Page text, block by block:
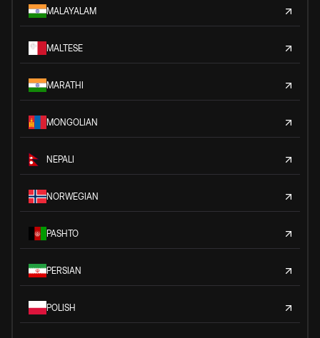
MALAYALAM
MALTESE
MARATHI
MONGOLIAN
NEPALI
NORWEGIAN
PASHTO
PERSIAN
POLISH